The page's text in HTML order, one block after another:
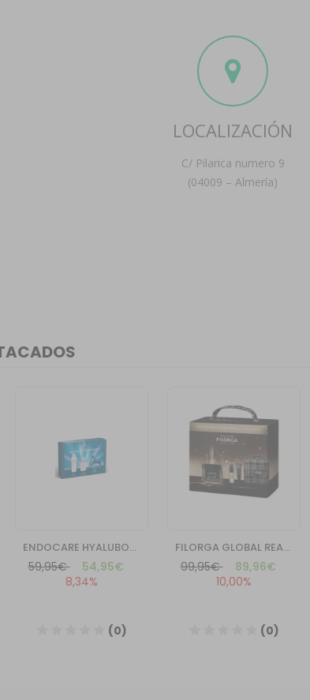
LOCALIZACIÓN
C/ Pilarica numero 9
(04009 – Almería)